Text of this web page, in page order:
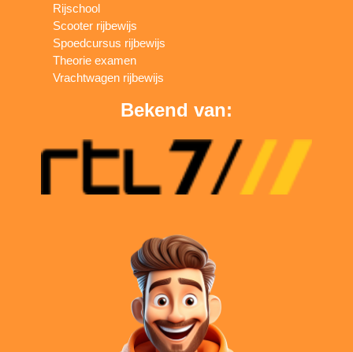
Rijschool
Scooter rijbewijs
Spoedcursus rijbewijs
Theorie examen
Vrachtwagen rijbewijs
Bekend van: